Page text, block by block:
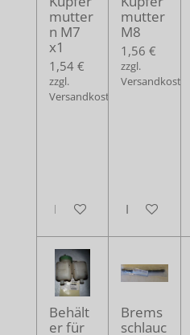
mutter
n M7
x1
1,54 €
zzgl.
Versandkosten
In den Warenkorb
mutter
M8
1,56 €
zzgl.
In den
Behält
er für
Brems
schlauc